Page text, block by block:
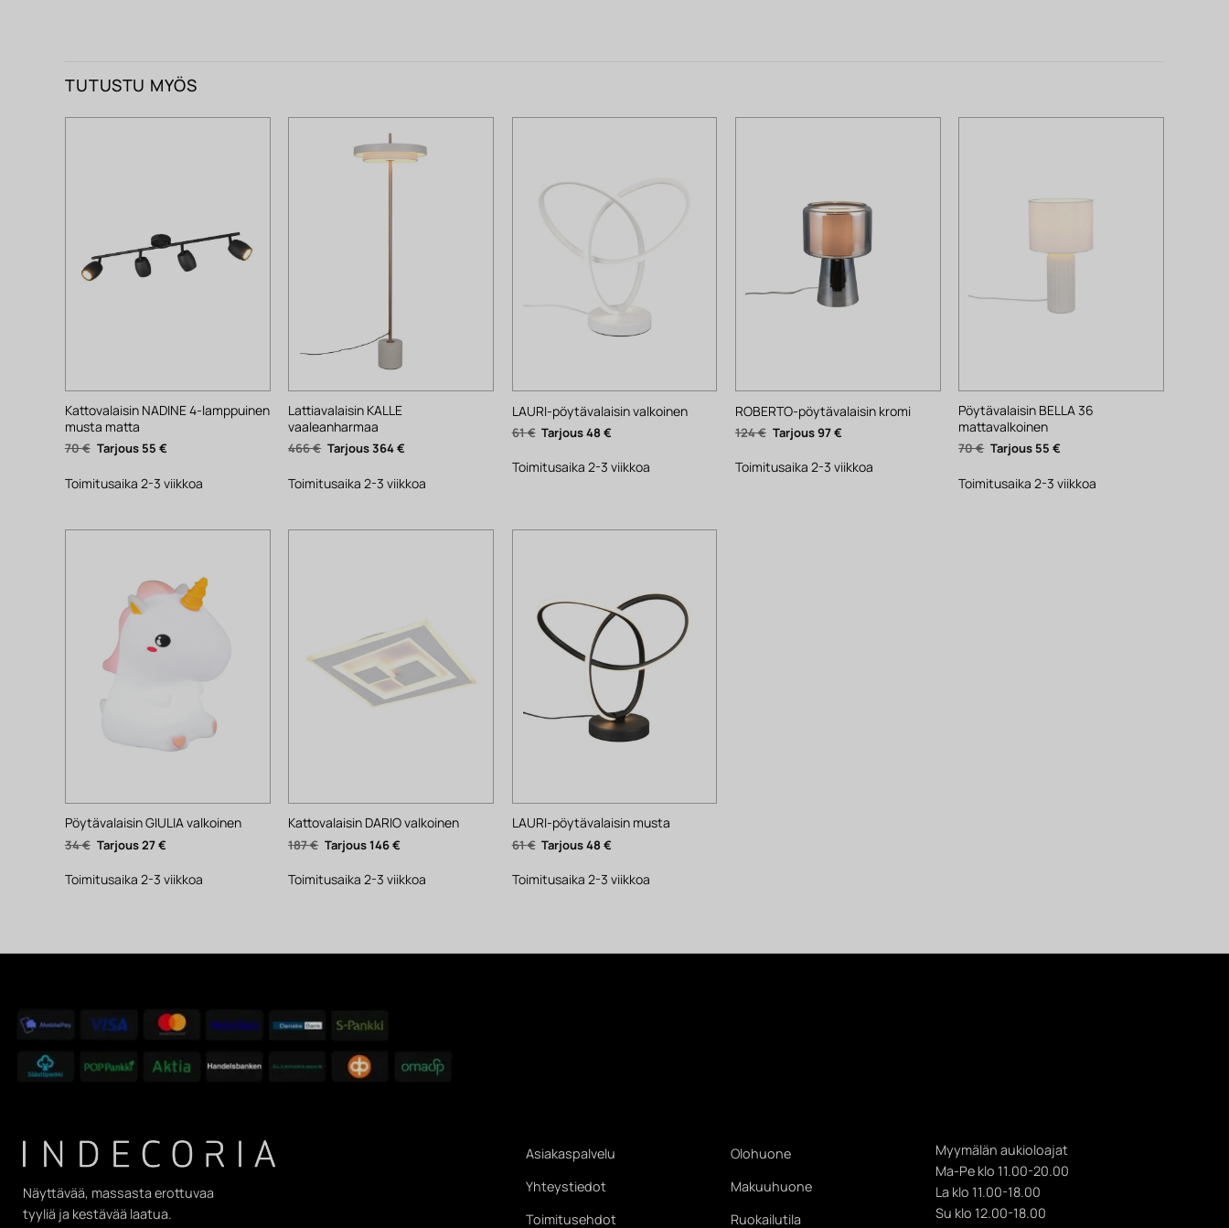
TUTUSTU MYÖS
Kattovalaisin NADINE 4-lamppuinen
musta matta
70€ Alkuperäinen
hinta
70 €.
55 €Nykyinen
55 €.
Toimitusaika 2-3 viikkoa
Lattiavalaisin KALLE
vaaleanharmaa
466€ Alkuperäinen
hinta
466 €.
364€
364 €.
Toimitusaika 2-3 viikkoa
LAURI-pöytävalaisin valkoinen
61€ Alkuperäinen
hinta
61 €.
48€
48 €.
Toimitusaika 2-3 viikkoa
ROBERTO-pöytävalaisin kromi
124€ Alkuperäinen
hinta
124 €.
97€Nykyinen
hinta
97 €.
Toimitusaika 2-3 viikkoa
Pöytävalaisin BELLA 36
mattavalkoinen
70€ Alkuperäinen
hinta
70 €.
55€
55 €.
Toimitusaika 2-3 viikkoa
Pöytävalaisin GIULIA valkoinen
34€ Alkuperäinen
hinta
34 €.
27€Nykyinen
hinta
27 €.
Toimitusaika 2-3 viikkoa
Kattovalaisin DARIO valkoinen
187€ Alkuperäinen
hinta
187 €.
146€
146 €.
Toimitusaika 2-3 viikkoa
LAURI-pöytävalaisin musta
61€ Alkuperäinen
hinta
61 €.
48€
48 €.
Toimitusaika 2-3 viikkoa
Näyttävää, massasta erottuvaa
tyyliä ja kestävää laatua.
Asiakaspalvelu
Yhteystiedot
Toimitusehdot
Olohuone
Makuuhuone
Ruokailutila
Myymälän aukioloajat
Ma-Pe klo 11.00-20.00
La klo 11.00-18.00
Su klo 12.00-18.00